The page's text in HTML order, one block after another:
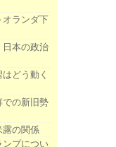
オランダ下
日本の政治
どう動く
での新旧勢
露の関係
ンプについ